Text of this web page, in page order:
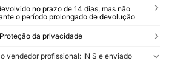
no prazo de 14 dias, mas não
o período prolongado de devolução
da privacidade
vendedor profissional: IN S e enviado